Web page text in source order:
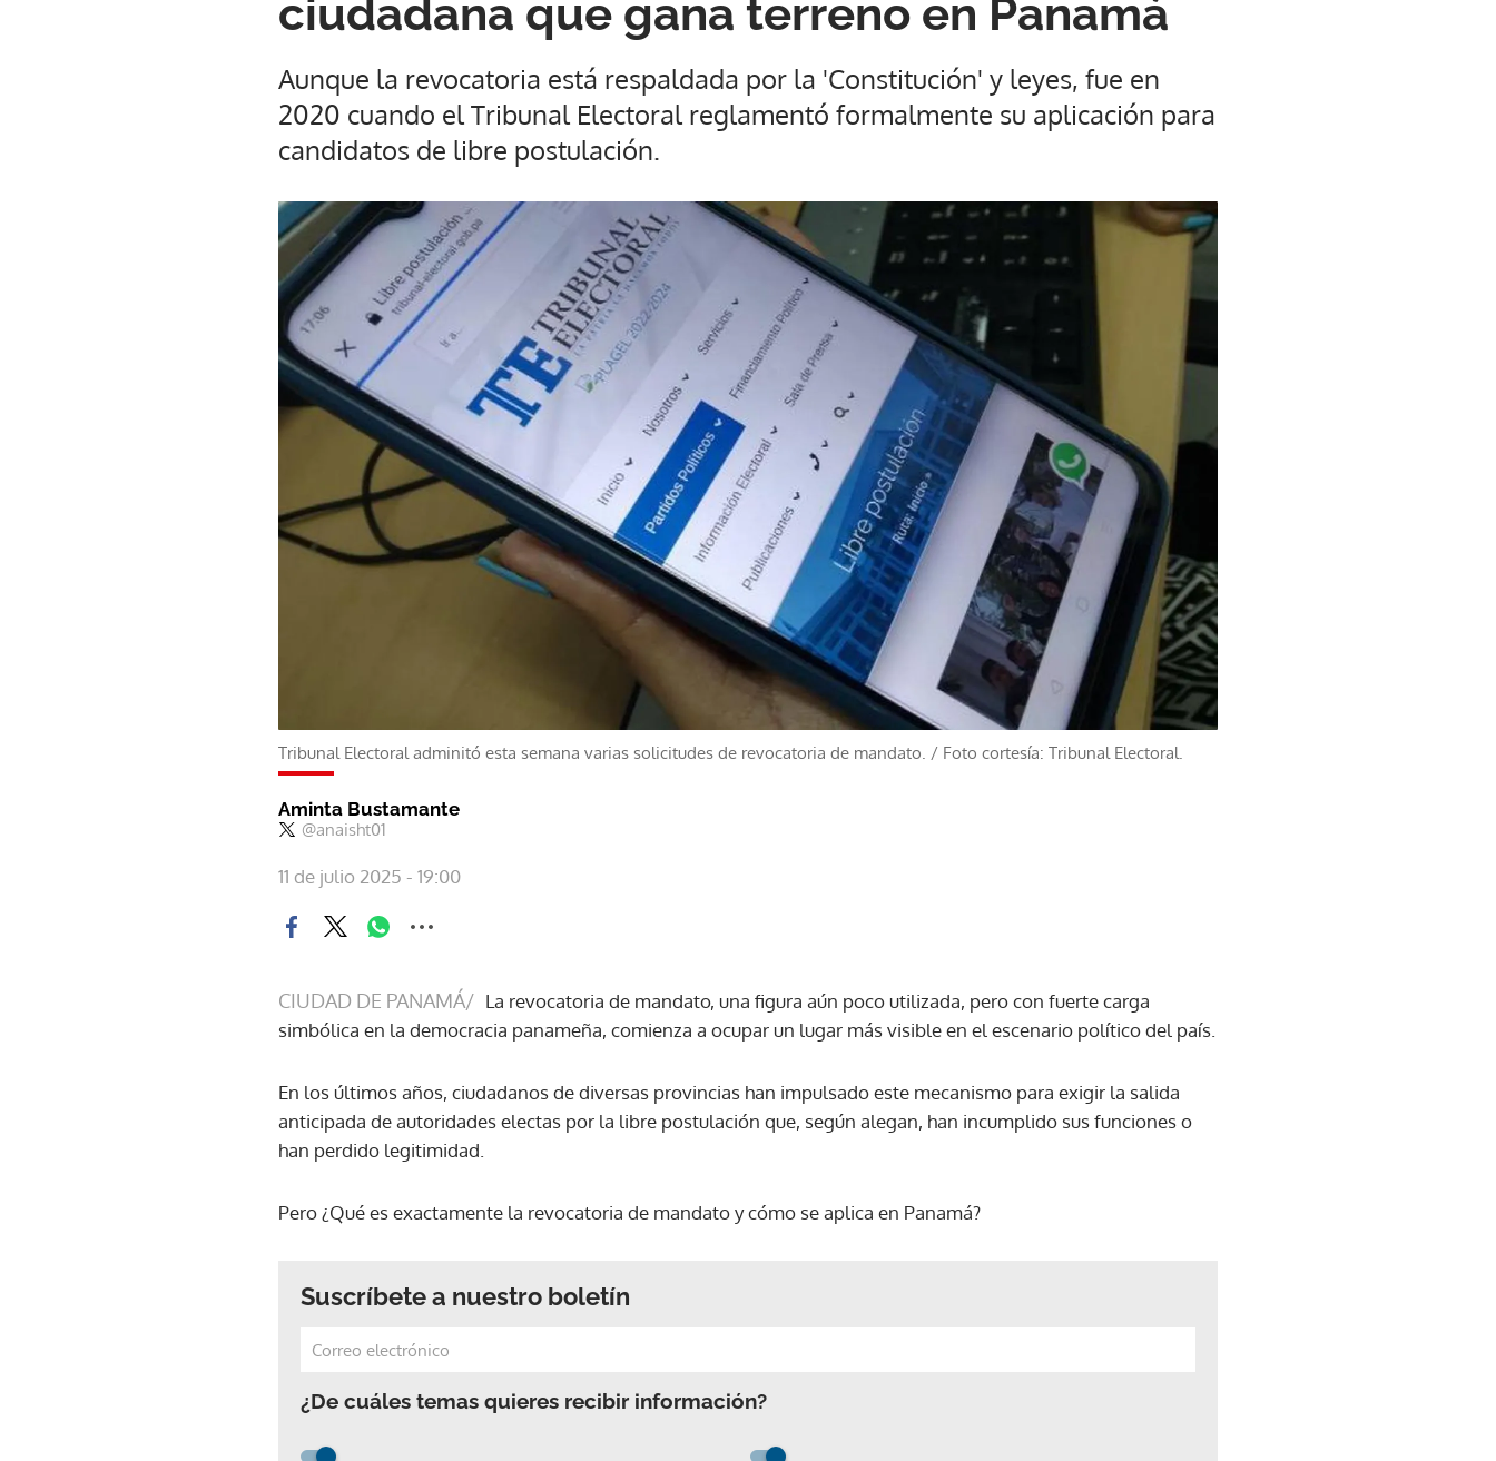
ciudadana que gana terreno en Panamá
Aunque la revocatoria está respaldada por la 'Constitución' y leyes, fue en
2020 cuando el Tribunal Electoral reglamentó formalmente su aplicación para
candidatos de libre postulación.
Tribunal Electoral adminitó esta semana varias solicitudes de revocatoria de mandato. / Foto cortesía: Tribunal Electoral.
Aminta Bustamante
@anaisht01
11 de julio 2025 - 19:00
CIUDAD DE PANAMÁ/ La revocatoria de mandato, una figura aún poco utilizada, pero con fuerte carga
simbólica en la democracia panameña, comienza a ocupar un lugar más visible en el escenario político del país.
En los últimos años, ciudadanos de diversas provincias han impulsado este mecanismo para exigir la salida
anticipada de autoridades electas por la libre postulación que, según alegan, han incumplido sus funciones o
han perdido legitimidad.
Pero ¿Qué es exactamente la revocatoria de mandato y cómo se aplica en Panamá?
Suscríbete a nuestro boletín
¿De cuáles temas quieres recibir información?